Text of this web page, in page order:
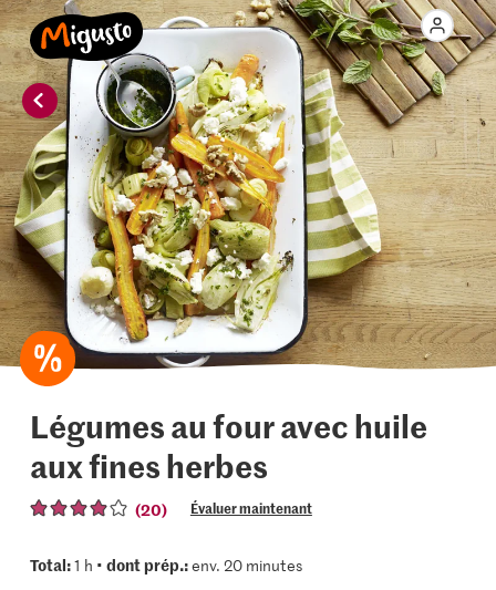
Légumes au four avec huile
aux fines herbes
(20) Évaluer maintenant
Total:1 h • dont prép.:env. 20 minutes